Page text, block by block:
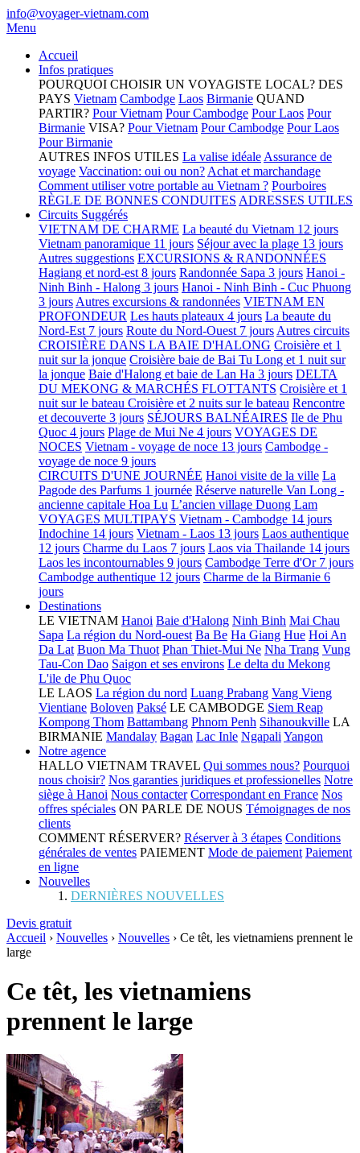
info@voyager-vietnam.com
Menu
Accueil
Infos pratiques
POURQUOI CHOISIR UN VOYAGISTE LOCAL? DES
PAYS Vietnam Cambodge Laos Birmanie QUAND
PARTIR? Pour Vietnam Pour Cambodge Pour Laos Pour
Birmanie VISA? Pour Vietnam Pour Cambodge Pour Laos
Pour Birmanie
AUTRES INFOS UTILES La valise idéale Assurance de
voyage Vaccination: oui ou non? Achat et marchandage
Comment utiliser votre portable au Vietnam ? Pourboires
RÈGLE DE BONNES CONDUITES ADRESSES UTILES
Circuits Suggérés
VIETNAM DE CHARME La beauté du Vietnam 12 jours
Vietnam panoramique 11 jours Séjour avec la plage 13 jours
Autres suggestions EXCURSIONS & RANDONNÉES
Hagiang et nord-est 8 jours Randonnée Sapa 3 jours Hanoi -
Ninh Binh - Halong 3 jours Hanoi - Ninh Binh - Cuc Phuong
3 jours Autres excursions & randonnées VIETNAM EN
PROFONDEUR Les hauts plateaux 4 jours La beaute du
Nord-Est 7 jours Route du Nord-Ouest 7 jours Autres circuits
CROISIÈRE DANS LA BAIE D'HALONG Croisière et 1
nuit sur la jonque Croisière baie de Bai Tu Long et 1 nuit sur
la jonque Baie d'Halong et baie de Lan Ha 3 jours DELTA
DU MEKONG & MARCHÉS FLOTTANTS Croisière et 1
nuit sur le bateau Croisière et 2 nuits sur le bateau Rencontre
et decouverte 3 jours SÉJOURS BALNÉAIRES Ile de Phu
Quoc 4 jours Plage de Mui Ne 4 jours VOYAGES DE
NOCES Vietnam - voyage de noce 13 jours Cambodge -
voyage de noce 9 jours
CIRCUITS D'UNE JOURNÉE Hanoi visite de la ville La
Pagode des Parfums 1 journée Réserve naturelle Van Long -
ancienne capitale Hoa Lu L’ancien village Duong Lam
VOYAGES MULTIPAYS Vietnam - Cambodge 14 jours
Indochine 14 jours Vietnam - Laos 13 jours Laos authentique
12 jours Charme du Laos 7 jours Laos via Thailande 14 jours
Laos les incontournables 9 jours Cambodge Terre d'Or 7 jours
Cambodge authentique 12 jours Charme de la Birmanie 6
jours
Destinations
LE VIETNAM Hanoi Baie d'Halong Ninh Binh Mai Chau
Sapa La région du Nord-ouest Ba Be Ha Giang Hue Hoi An
Da Lat Buon Ma Thuot Phan Thiet-Mui Ne Nha Trang Vung
Tau-Con Dao Saigon et ses environs Le delta du Mekong
L'ile de Phu Quoc
LE LAOS La région du nord Luang Prabang Vang Vieng
Vientiane Boloven Paksé LE CAMBODGE Siem Reap
Kompong Thom Battambang Phnom Penh Sihanoukville LA
BIRMANIE Mandalay Bagan Lac Inle Ngapali Yangon
Notre agence
HALLO VIETNAM TRAVEL Qui sommes nous? Pourquoi
nous choisir? Nos garanties juridiques et professionelles Notre
siège à Hanoi Nous contacter Correspondant en France Nos
offres spéciales ON PARLE DE NOUS Témoignages de nos
clients
COMMENT RÉSERVER? Réserver à 3 étapes Conditions
générales de ventes PAIEMENT Mode de paiement Paiement
en ligne
Nouvelles
DERNIÈRES NOUVELLES
Devis gratuit
Accueil › Nouvelles › Nouvelles › Ce têt, les vietnamiens prennent le
large
Ce têt, les vietnamiens
prennent le large